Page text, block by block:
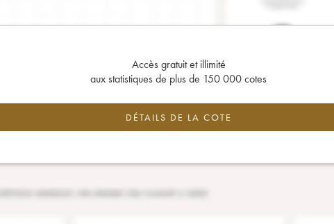
Accès gratuit et illimité
aux statistiques de plus de 150 000 cotes
DÉTAILS DE LA COTE